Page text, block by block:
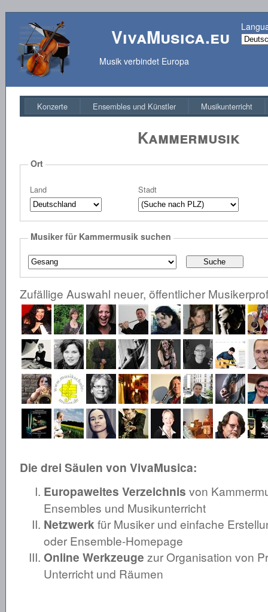
VivaMusica.eu
Musik verbindet Europa
Konzerte Ensembles und Künstler Musikunterricht
Kammermusik
Ort
Land Stadt
Musiker für Kammermusik suchen
Zufällige Auswahl neuer, öffentlicher
Die drei Säulen von VivaMusica:
Europaweites Verzeichnis von
Ensembles und Musikunterricht
Netzwerkfür Musiker und einfache
oder Ensemble-Homepage
Online Werkzeuge zur Organisation von
Unterricht und Räumen